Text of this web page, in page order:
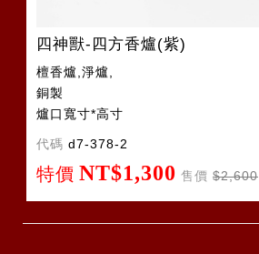
四神獸-四方香爐(紫)
檀香爐,淨爐,
銅製
爐口寬寸*高寸
代碼 d7-378-2
特價 NT$1,300 售價 $2,600